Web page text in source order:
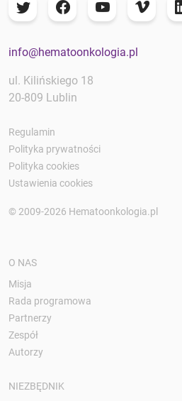
info@hematoonkologia.pl
ul. Kilińskiego 18
20-809 Lublin
Regulamin
Polityka prywatności
Polityka cookies
Ustawienia cookies
© 2009-2026 Hematoonkologia.pl
O NAS
Misja
Rada programowa
Partnerzy
Zespół
Autorzy
NIEZBĘDNIK